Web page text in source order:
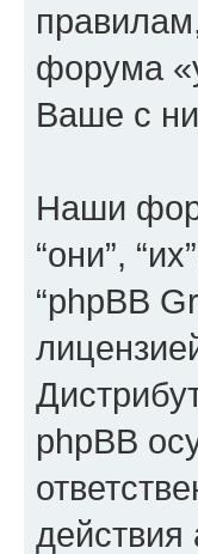
форума
Ваше с
Наши
“они”,
“phpBB
phpBB